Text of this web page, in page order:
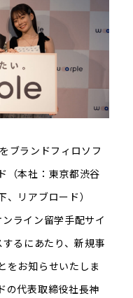
ブランドフィロソフ
（本社：東京都渋谷
リアブロード）
ライン留学手配サイ
るにあたり、新規事
をお知らせいたしま
の代表取締役社長神